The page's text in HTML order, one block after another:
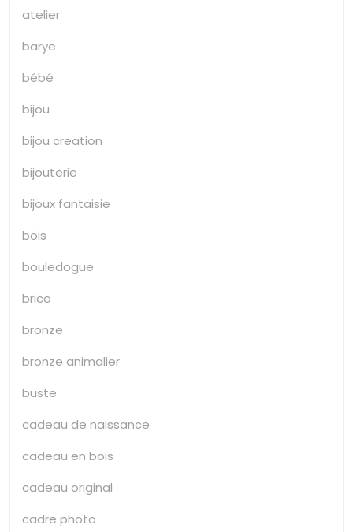
atelier
barye
bébé
bijou
bijou creation
bijouterie
bijoux fantaisie
bois
bouledogue
brico
bronze
bronze animalier
buste
cadeau de naissance
cadeau en bois
cadeau original
cadre photo